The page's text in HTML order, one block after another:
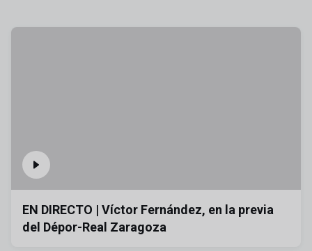
EN DIRECTO | Víctor Fernández, en la previa
del Dépor-Real Zaragoza